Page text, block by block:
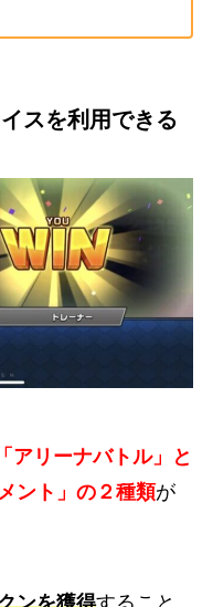
スを利用できる
「アリーナバトル」と
ント」の２種類が
ンを獲得すること